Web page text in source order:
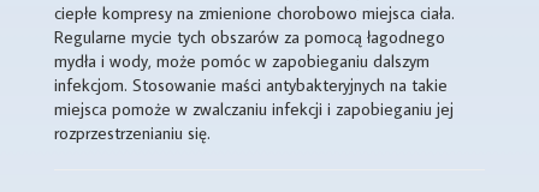
ciepłe kompresy na zmienione chorobowo miejsca ciała.
Regularne mycie tych obszarów za pomocą łagodnego
mydła i wody, może pomóc w zapobieganiu dalszym
infekcjom. Stosowanie maści antybakteryjnych na takie
miejsca pomoże w zwalczaniu infekcji i zapobieganiu jej
rozprzestrzenianiu się.